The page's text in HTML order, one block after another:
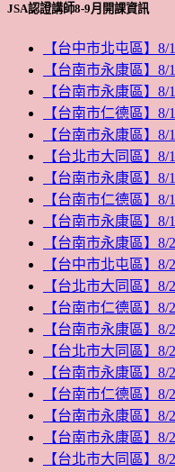
JSA認證講師8-9月開課資訊
【台中市北屯區】8/
【台南市永康區】
【台南市永康區】
【台南市仁德區】
【台南市永康區】
【台北市大同區】8/
【台南市永康區】8/
【台南市仁德區】8/
【台南市永康區】
【台南市永康區】
【台中市北屯區】
【台北市大同區】
【台南市仁德區】
【台南市永康區】
【台北市大同區】
【台南市永康區】
【台南市仁德區】
【台南市永康區】
【台南市永康區】
【台北市大同區】